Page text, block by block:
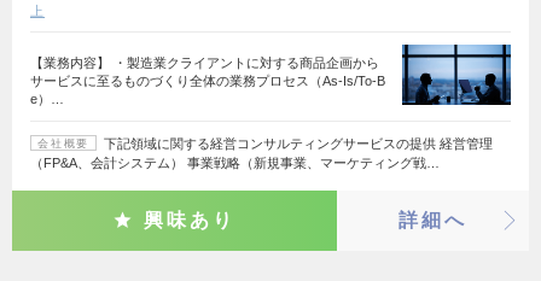
上
【業務内容】 ・製造業クライアントに対する商品企画から
サービスに至るものづくり全体の業務プロセス（As-Is/To-B
e）…
会社概要
下記領域に関する経営コンサルティングサービスの提供 経営管理
（FP&A、会計システム） 事業戦略（新規事業、マーケティング戦…
興味あり 詳細へ